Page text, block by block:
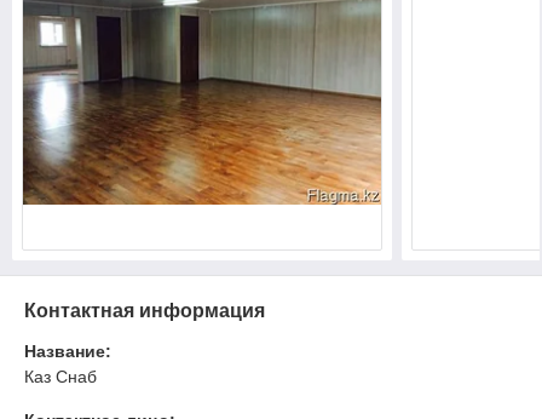
Контактная информация
Название:
Каз Снаб